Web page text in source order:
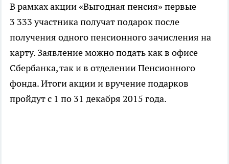
В рамках акции «Выгодная пенсия» первые
3 333 участника получат подарок после
получения одного пенсионного зачисления на
карту. Заявление можно подать как в офисе
Сбербанка, так и в отделении Пенсионного
фонда. Итоги акции и вручение подарков
пройдут с 1 по 31 декабря 2015 года.